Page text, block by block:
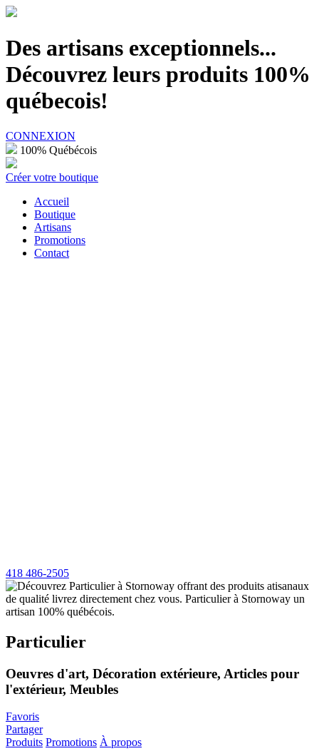
Des artisans exceptionnels...
Découvrez leurs produits 100%
québecois!
CONNEXION
100% Québécois
Créer votre boutique
Accueil
Boutique
Artisans
Promotions
Contact
418 486-2505
Particulier
Oeuvres d'art, Décoration extérieure, Articles pour
l'extérieur, Meubles
Favoris
Partager
Produits Promotions À propos